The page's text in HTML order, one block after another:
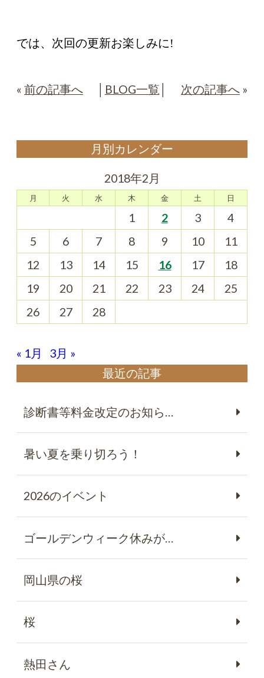
では、次回の更新お楽しみに!
« 前の記事へ BLOG一覧 次の記事へ »
月別カレンダー
2018年2月
月 火 水 木 金 土 日
1 2 3
4
5
6 7 8 9 10
11
12
13 14 15 16 17
18
19
20 21 22 23 24
25
26
27 28
« 1月
3月 »
最近の記事
診断書等料金改定のお知ら…
暑い夏を乗り切ろう！
2026のイベント
ゴールデンウィーク休みが…
岡山県の桜
桜
熱田さん